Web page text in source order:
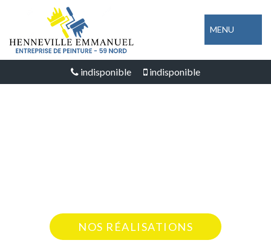
MENU
indisponible indisponible
NOS RÉALISATIONS